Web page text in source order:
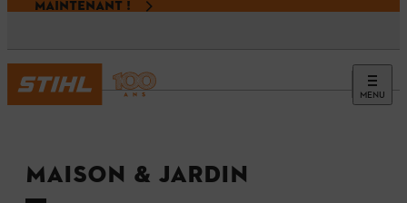
MAINTENANT !
MENU
Accueil
MAISON & JARDIN